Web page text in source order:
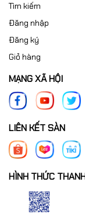
Tìm kiếm
Đăng nhập
Đăng ký
Giỏ hàng
MẠNG XÃ HỘI
LIÊN KẾT SÀN
HÌNH THỨC